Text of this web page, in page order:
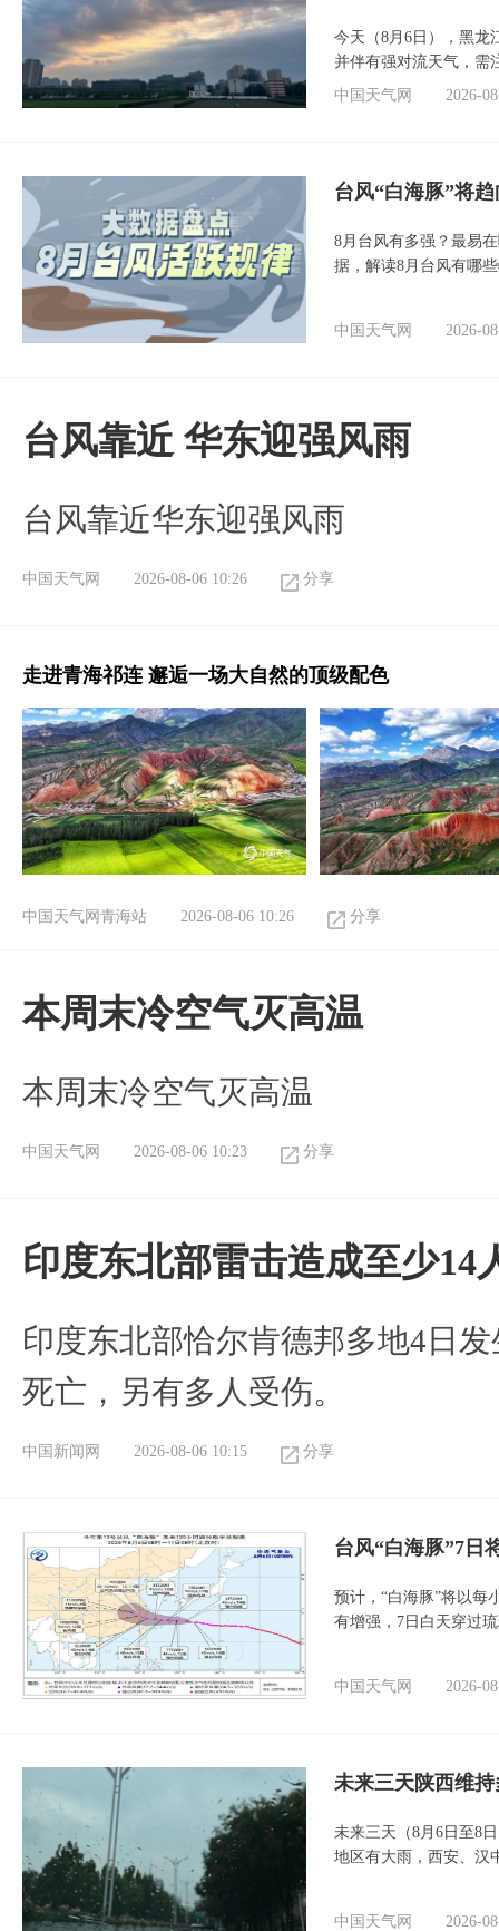
今天（8月6日），黑龙
并伴有强对流天气，需
中国天气网
2026-
台风“白海豚”将
8月台风有多强？最易
据，解读8月台风有哪
中国天气网 2026-
台风靠近 华东迎强风雨
台风靠近华东迎强风雨
中国天气网 2026-08-06 10:26 分享
走进青海祁连 邂逅一场大自然的顶级配色
中国天气网青海站 2026-08-06 10:26 分享
本周末冷空气灭高温
本周末冷空气灭高温
中国天气网 2026-08-06 10:23 分享
印度东北部雷击造成至少14
印度东北部恰尔肯德邦多地4日
死亡，另有多人受伤。
中国新闻网 2026-08-06 10:15 分享
台风“白海豚”7日
预计，“白海豚”将以每
有增强，7日白天穿过
中国天气网 2026-
未来三天陕西维
未来三天（8月6日至8
地区有大雨，西安、汉
中国天气网 2026-